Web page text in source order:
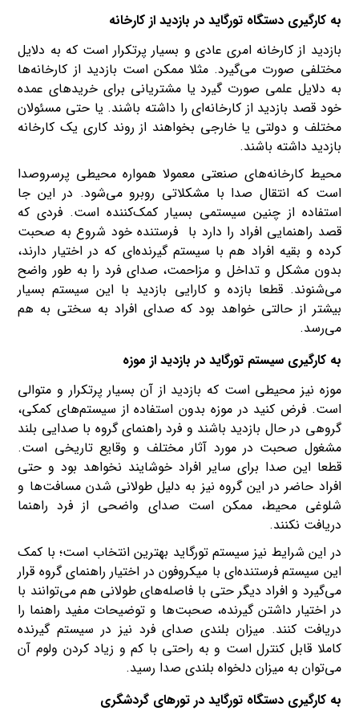
به کارگیری دستگاه تورگاید در بازدید از کارخانه
بازدید از کارخانه امری عادی و بسیار پرتکرار است که به دلایل
مختلفی صورت می‌گیرد. مثلا ممکن است بازدید از کارخانه‌ها
به دلایل علمی صورت گیرد یا مشتریانی برای خریدهای عمده
خود قصد بازدید از کارخانه‌ای را داشته باشند. یا حتی مسئولان
مختلف و دولتی یا خارجی بخواهند از روند کاری یک کارخانه
بازدید داشته باشند.
محیط کارخانه‌های صنعتی معمولا همواره محیطی پرسروصدا
است که انتقال صدا با مشکلاتی روبرو می‌شود. در این جا
استفاده از چنین سیستمی بسیار کمک‌کننده است. فردی که
قصد راهنمایی افراد را دارد با فرستنده خود شروع به صحبت
کرده و بقیه افراد هم با سیستم گیرنده‌ای که در اختیار دارند،
بدون مشکل و تداخل و مزاحمت، صدای فرد را به طور واضح
می‌شنوند. قطعا بازده و کارایی بازدید با این سیستم بسیار
بیشتر از حالتی خواهد بود که صدای افراد به سختی به هم
می‌رسد.
به کارگیری سیستم تورگاید در بازدید از موزه
موزه نیز محیطی است که بازدید از آن بسیار پرتکرار و متوالی
است. فرض کنید در موزه بدون استفاده از سیستم‌های کمکی،
گروهی در حال بازدید باشند و فرد راهنمای گروه با صدایی بلند
مشغول صحبت در مورد آثار مختلف و وقایع تاریخی است.
قطعا این صدا برای سایر افراد خوشایند نخواهد بود و حتی
افراد حاضر در این گروه نیز به دلیل طولانی شدن مسافت‌ها و
شلوغی محیط، ممکن است صدای واضحی از فرد راهنما
دریافت نکنند.
در این شرایط نیز سیستم تورگاید بهترین انتخاب است؛ با کمک
این سیستم فرستنده‌ای با میکروفون در اختیار راهنمای گروه قرار
می‌گیرد و افراد دیگر حتی با فاصله‌های طولانی هم می‌توانند با
در اختیار داشتن گیرنده، صحبت‌ها و توضیحات مفید راهنما را
دریافت کنند. میزان بلندی صدای فرد نیز در سیستم گیرنده
کاملا قابل کنترل است و به راحتی با کم و زیاد کردن ولوم آن
می‌توان به میزان دلخواه بلندی صدا رسید.
به کارگیری دستگاه تورگاید در تورهای گردشگری